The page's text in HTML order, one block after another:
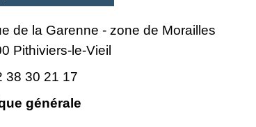
de la Garenne - zone de Morailles
Pithiviers-le-Vieil
38 30 21 17
générale